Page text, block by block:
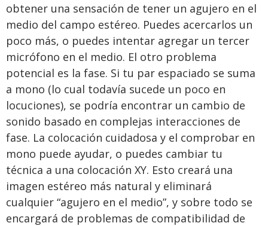
obtener una sensación de tener un agujero en el
medio del campo estéreo. Puedes acercarlos un
poco más, o puedes intentar agregar un tercer
micrófono en el medio. El otro problema
potencial es la fase. Si tu par espaciado se suma
a mono (lo cual todavía sucede un poco en
locuciones), se podría encontrar un cambio de
sonido basado en complejas interacciones de
fase. La colocación cuidadosa y el comprobar en
mono puede ayudar, o puedes cambiar tu
técnica a una colocación XY. Esto creará una
imagen estéreo más natural y eliminará
cualquier “agujero en el medio”, y sobre todo se
encargará de problemas de compatibilidad de